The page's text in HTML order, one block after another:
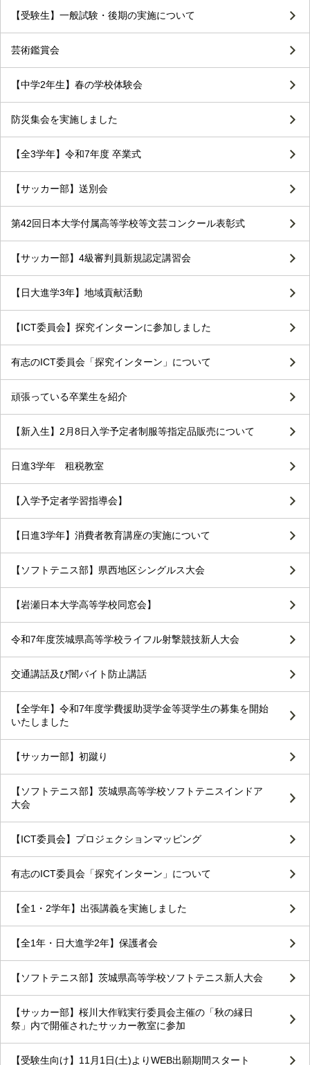
【受験生】一般試験・後期の実施について
芸術鑑賞会
【中学2年生】春の学校体験会
防災集会を実施しました
【全3学年】令和7年度 卒業式
【サッカー部】送別会
第42回日本大学付属高等学校等文芸コンクール表彰式
【サッカー部】4級審判員新規認定講習会
【日大進学3年】地域貢献活動
【ICT委員会】探究インターンに参加しました
有志のICT委員会「探究インターン」について
頑張っている卒業生を紹介
【新入生】2月8日入学予定者制服等指定品販売について
日進3学年 租税教室
【入学予定者学習指導会】
【日進3学年】消費者教育講座の実施について
【ソフトテニス部】県西地区シングルス大会
【岩瀬日本大学高等学校同窓会】
令和7年度茨城県高等学校ライフル射撃競技新人大会
交通講話及び闇バイト防止講話
【全学年】令和7年度学費援助奨学金等奨学生の募集を開始
いたしました
【サッカー部】初蹴り
【ソフトテニス部】茨城県高等学校ソフトテニスインドア
大会
【ICT委員会】プロジェクションマッピング
有志のICT委員会「探究インターン」について
【全1・2学年】出張講義を実施しました
【全1年・日大進学2年】保護者会
【ソフトテニス部】茨城県高等学校ソフトテニス新人大会
【サッカー部】桜川大作戦実行委員会主催の「秋の縁日
祭」内で開催されたサッカー教室に参加
【受験生向け】11月1日(土)よりWEB出願期間スタート